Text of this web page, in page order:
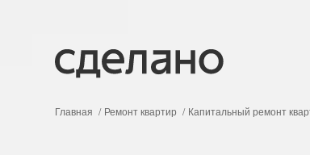
Главная Ремонт квартир Капитальный ремонт